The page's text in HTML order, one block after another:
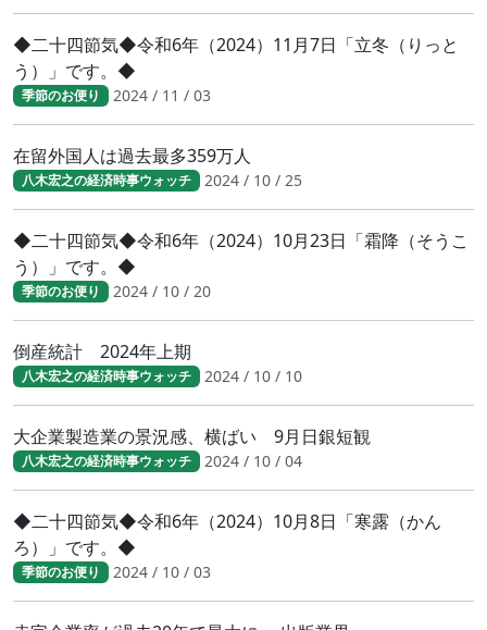
◆二十四節気◆令和6年（2024）11月7日「立冬（りっと
う）」です。◆
季節のお便り 2024 / 11 / 03
在留外国人は過去最多359万人
八木宏之の経済時事ウォッチ 2024 / 10 / 25
◆二十四節気◆令和6年（2024）10月23日「霜降（そうこ
う）」です。◆
季節のお便り 2024 / 10 / 20
倒産統計 2024年上期
八木宏之の経済時事ウォッチ 2024 / 10 / 10
大企業製造業の景況感、横ばい 9月日銀短観
八木宏之の経済時事ウォッチ 2024 / 10 / 04
◆二十四節気◆令和6年（2024）10月8日「寒露（かん
ろ）」です。◆
季節のお便り 2024 / 10 / 03